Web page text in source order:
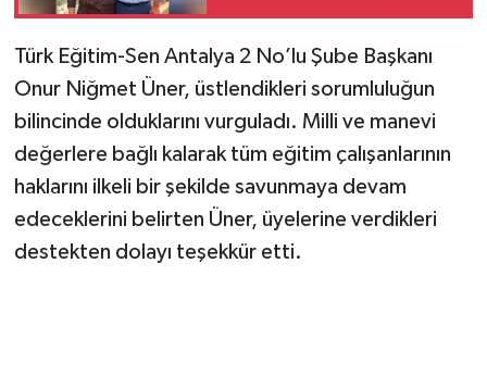
Türk Eğitim-Sen Antalya 2 No’lu Şube Başkanı
Onur Niğmet Üner, üstlendikleri sorumluluğun
bilincinde olduklarını vurguladı. Milli ve manevi
değerlere bağlı kalarak tüm eğitim çalışanlarının
haklarını ilkeli bir şekilde savunmaya devam
edeceklerini belirten Üner, üyelerine verdikleri
destekten dolayı teşekkür etti.